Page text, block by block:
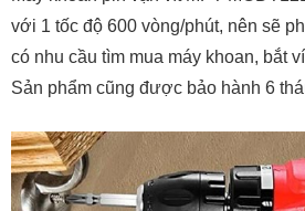
với 1 tốc độ 600 vòng/phút, nên sẽ
có nhu cầu tìm mua máy khoan, bắt
Sản phẩm cũng được bảo hành 6